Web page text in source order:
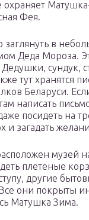
охраняет
Фея.
заглянуть в
Деда Мороза.
Дедушки, сундук,
тут хранятся
Беларуси.
написать
посидеть на
и загадать
музей
плетеные
другие
они покрыты
Матушка Зима.